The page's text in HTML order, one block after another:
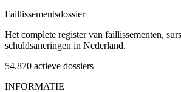
Faillissementsdossier
Het complete register van faillissementen,
schuldsaneringen in Nederland.
54.870 actieve dossiers
INFORMATIE